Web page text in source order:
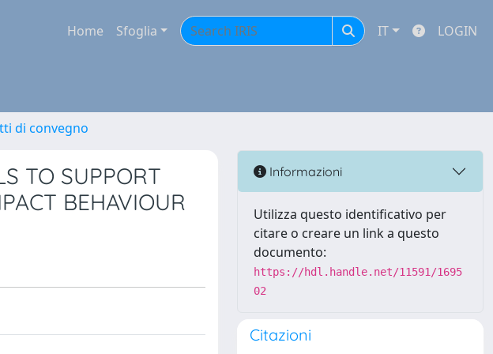
Home Sfoglia IT LOGIN
di convegno
TO SUPPORT
BEHAVIOUR
Informazioni
Utilizza questo identificativo per
citare o creare un link a questo
documento:
https://hdl.handle.net/11591/1695
02
Citazioni